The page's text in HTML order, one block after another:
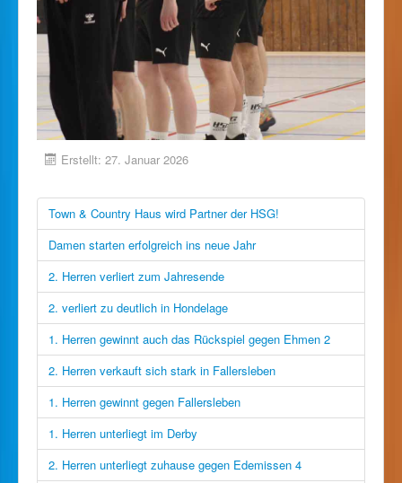
Erstellt: 27. Januar 2026
Town & Country Haus wird Partner der HSG!
Damen starten erfolgreich ins neue Jahr
2. Herren verliert zum Jahresende
2. verliert zu deutlich in Hondelage
1. Herren gewinnt auch das Rückspiel gegen Ehmen 2
2. Herren verkauft sich stark in Fallersleben
1. Herren gewinnt gegen Fallersleben
1. Herren unterliegt im Derby
2. Herren unterliegt zuhause gegen Edemissen 4